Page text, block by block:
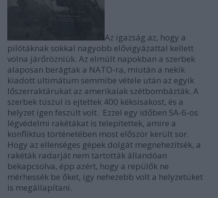
Az igazság az, hogy a
pilótáknak sokkal nagyobb elővigyázattal kellett
volna járőrözniük. Az elmúlt napokban a szerbek
alaposan berágtak a NATO-ra, miután a nekik
kiadott ultimátum semmibe vétele után az egyik
lőszerraktárukat az amerikaiak szétbombázták. A
szerbek túszul is ejtettek 400 kéksisakost, és a
helyzet igen feszült volt. Ezzel egy időben SA-6-os
légvédelmi rakétákat is telepítettek, amire a
konfliktus történetében most először került sor.
Hogy az ellenséges gépek dolgát megnehezítsék, a
rakéták radarját nem tartották állandóan
bekapcsolva, épp azért, hogy a repülők ne
mérhessék be őket, így nehezebb volt a helyzetüket
is megállapítani.